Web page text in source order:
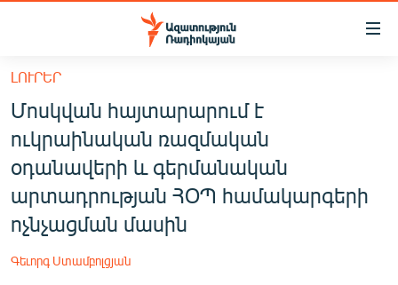
Մատչելիության
հիմնական
բովանդակությանը
Անցնել
հիմնական
մենյուին
Որոնում
ՀԱՅԱՍՏԱՆ
ՔԱՂԱՔԱԿԱՆ
ԸՆՏՐՈՒԹՅՈՒՆՆԵՐ 2026
ԻՐԱՎՈՒՆՔ
ՀԱՍԱՐԱԿՈՒԹՅՈՒՆ
ԼՈՒՐԵՐ
Մոսկվան հայտարարում է
ուկրաինական ռազմական
օդանավերի և գերմանական
արտադրության ՀՕՊ համակարգերի
ոչնչացման մասին
Գեւորգ Ստամբոլցյան